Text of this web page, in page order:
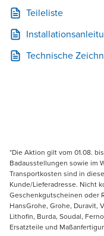
Teileliste
Technische
*Die Aktion gilt vom 01.08.
Badausstellungen sowie im
Transportkosten sind in
Kunde/Lieferadresse. Nicht
Geschenkgutscheinen oder
HansGrohe, Grohe, Duravit,
Lithofin, Burda, Soudal,
Ersatzteile und